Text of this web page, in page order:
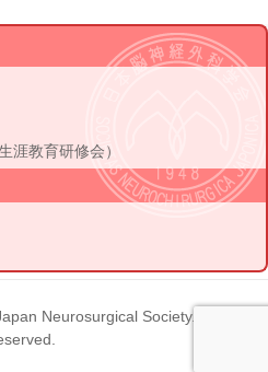
涯教育研修会）
Neurosurgical Society. All rights